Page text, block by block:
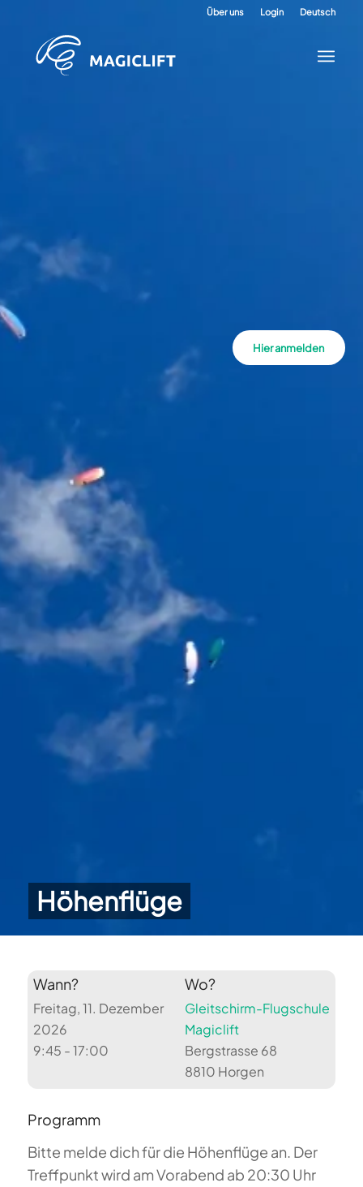
Über uns Login Deutsch
Höhenflüge
Hier anmelden
Wann?
Freitag, 11. Dezember
2026
9:45 - 17:00
Wo?
Gleitschirm-Flugschule
Magiclift
Bergstrasse 68
8810 Horgen
Programm
Bitte melde dich für die Höhenflüge an. Der
Treffpunkt wird am Vorabend ab 20:30 Uhr